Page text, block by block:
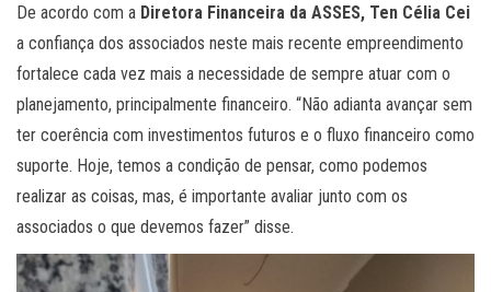
De acordo com a Diretora Financeira da ASSES, Ten Célia Cei
a confiança dos associados neste mais recente empreendimento
fortalece cada vez mais a necessidade de sempre atuar com o
planejamento, principalmente financeiro. “Não adianta avançar sem
ter coerência com investimentos futuros e o fluxo financeiro como
suporte. Hoje, temos a condição de pensar, como podemos
realizar as coisas, mas, é importante avaliar junto com os
associados o que devemos fazer” disse.